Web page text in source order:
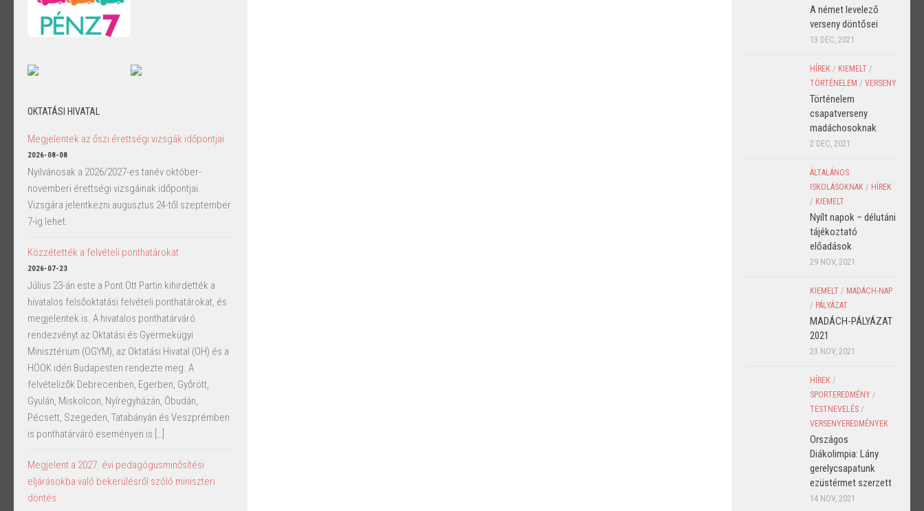
OKTATÁSI HIVATAL
Megjelentek az őszi érettségi vizsgák időpontjai
2026-08-08
Nyilvánosak a 2026/2027-es tanév október-
novemberi érettségi vizsgáinak időpontjai.
Vizsgára jelentkezni augusztus 24-től szeptember
7-ig lehet.
Közzétették a felvételi ponthatárokat
2026-07-23
Július 23-án este a Pont Ott Partin kihirdették a
hivatalos felsőoktatási felvételi ponthatárokat, és
megjelentek is. A hivatalos ponthatárváró
rendezvényt az Oktatási és Gyermekügyi
Minisztérium (OGYM), az Oktatási Hivatal (OH) és a
HÖOK idén Budapesten rendezte meg. A
felvételizők Debrecenben, Egerben, Győrött,
Gyulán, Miskolcon, Nyíregyházán, Óbudán,
Pécsett, Szegeden, Tatabányán és Veszprémben
is ponthatárváró eseményen is […]
Megjelent a 2027. évi pedagógusminősítési
eljárásokba való bekerülésről szóló miniszteri
döntés
A német levelező
verseny döntősei
13 DEC, 2021
HÍREK / KIEMELT /
TÖRTÉNELEM / VERSENY
Történelem
csapatverseny
madáchosoknak
2 DEC, 2021
ÁLTALÁNOS
ISKOLÁSOKNAK / HÍREK
/ KIEMELT
Nyílt napok – délutáni
tájékoztató
előadások
29 NOV, 2021
KIEMELT / MADÁCH-NAP
/ PÁLYÁZAT
MADÁCH-PÁLYÁZAT
2021
23 NOV, 2021
HÍREK /
SPORTEREDMÉNY /
TESTNEVELÉS /
VERSENYEREDMÉNYEK
Országos
Diákolimpia: Lány
gerelycsapatunk
ezüstérmet szerzett
14 NOV, 2021